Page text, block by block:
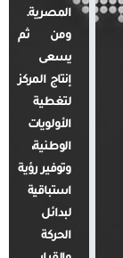
المصرية.
ومن ثم
يسعى
إنتاج المركز
لتغطية
الأولويات
الوطنية،
وتوفير رؤية
استباقية
لبدائل
الحركة